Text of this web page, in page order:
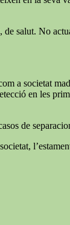
salut. No
a societat
en les
de